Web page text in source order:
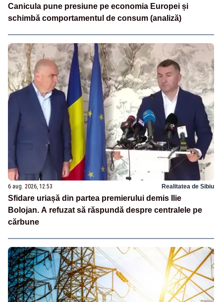
Canicula pune presiune pe economia Europei și
schimbă comportamentul de consum (analiză)
6 aug. 2026, 12:53 Realitatea de Sibiu
Sfidare uriașă din partea premierului demis Ilie
Bolojan. A refuzat să răspundă despre centralele pe
cărbune